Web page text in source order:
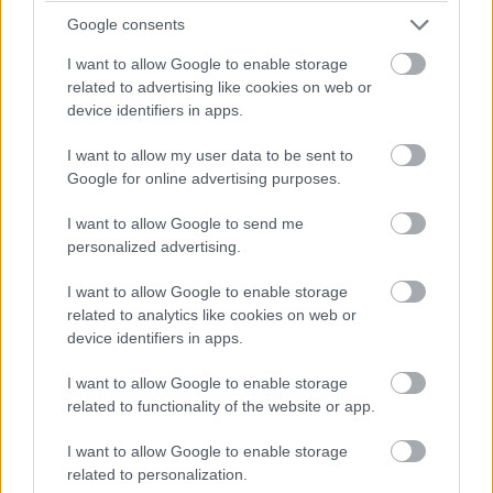
Google consents
I want to allow Google to enable storage
related to advertising like cookies on web or
device identifiers in apps.
I want to allow my user data to be sent to
Google for online advertising purposes.
I want to allow Google to send me
personalized advertising.
I want to allow Google to enable storage
related to analytics like cookies on web or
device identifiers in apps.
I want to allow Google to enable storage
related to functionality of the website or app.
I want to allow Google to enable storage
related to personalization.
Pulzusméréssel segíti a biztonságos mozgást az új
balatoni kardioösvény (X)
4 és egy 8 km-es egészségügyi tanösvény nyílt
Balatonalmádiban.
#netflix #moffetnathanson
#streaming
Belső feszültséget okoz a
Google-nél, hogy az inkognitó